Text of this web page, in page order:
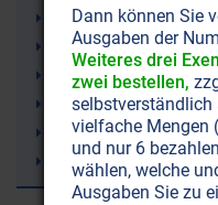
Freimaurerei
Krankheit
Hamerscher Herd
Jessie Inchauspé
Dämonen
MSM (organischer
Dann können Sie
Ausgaben der
Weiteres drei
zwei bestellen,
selbstverständlich
vielfache Mengen
und nur 6
wählen, welche
Ausgaben Sie zu